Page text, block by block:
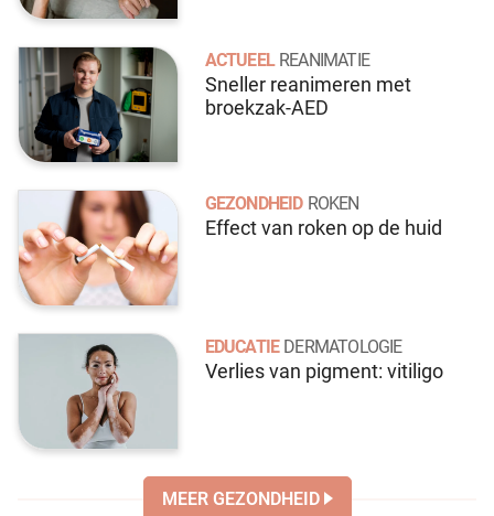
ACTUEEL REANIMATIE
Sneller reanimeren met
broekzak-AED
GEZONDHEID ROKEN
Effect van roken op de huid
EDUCATIE DERMATOLOGIE
Verlies van pigment: vitiligo
MEER GEZONDHEID